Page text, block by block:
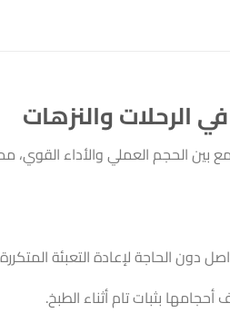
الحجم العملي والأداء القوي،
بثبات تام أثناء الطبخ.